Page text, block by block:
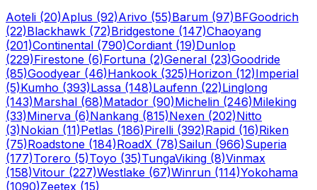
Aoteli (20)Aplus (92)Arivo (55)Barum (97)BFGoodrich
(22)Blackhawk (72)Bridgestone (147)Chaoyang
(201)Continental (790)Cordiant (19)Dunlop
(229)Firestone (6)Fortuna (2)General (23)Goodride
(85)Goodyear (46)Hankook (325)Horizon (12)Imperial
(5)Kumho (393)Lassa (148)Laufenn (22)Linglong
(143)Marshal (68)Matador (90)Michelin (246)Mileking
(33)Minerva (6)Nankang (815)Nexen (202)Nitto
(3)Nokian (11)Petlas (186)Pirelli (392)Rapid (16)Riken
(75)Roadstone (184)RoadX (78)Sailun (966)Superia
(177)Torero (5)Toyo (35)TungaViking (8)Vinmax
(158)Vitour (227)Westlake (67)Winrun (114)Yokohama
(1090)Zeetex (15)